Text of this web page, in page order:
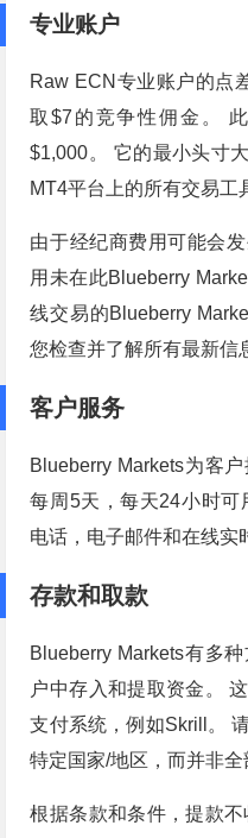
专业账户
Raw ECN专业账户的点
取$7的竞争性佣金。
$1,000。 它的最小头寸
MT4平台上的所有交易工
由于经纪商费用可能会
用未在此Blueberry
线交易的Blueberry
您检查并了解所有最新信
客户服务
Blueberry Markets为客
每周5天，每天24小时可
电话，电子邮件和在线实
存款和取款
Blueberry Markets有多
户中存入和提取资金。
支付系统，例如Skrill。
特定国家/地区，而并非全
根据条款和条件，提款